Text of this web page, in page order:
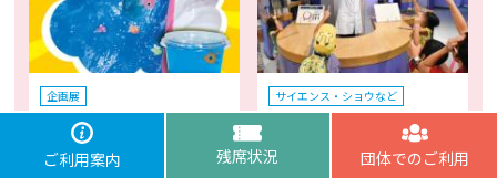
企画展
スライムすくい屋台
どなたでも/600円（入館料別
途、現金のみ）
サイエンス・ショウなど
どなたでも/無料（入館料別
ご利用案内 残席状況 団体でのご利用